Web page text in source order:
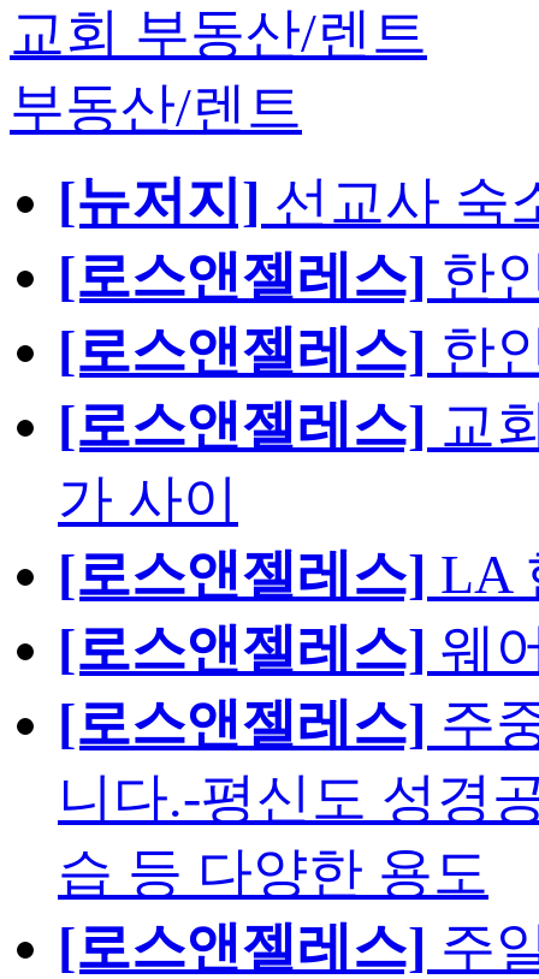
교회 부동산/렌트
부동산/렌트
[뉴저지] 선교사 숙
[로스앤젤레스] 한
[로스앤젤레스] 한
[로스앤젤레스] 교
가 사이
[로스앤젤레스] LA
[로스앤젤레스] 웨
[로스앤젤레스] 주
니다.-평신도 성경
습 등 다양한 용도
[로스앤젤레스] 주